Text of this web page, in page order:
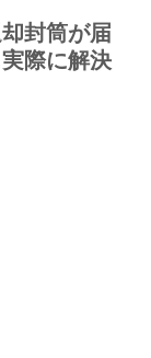
封筒が届
際に解決